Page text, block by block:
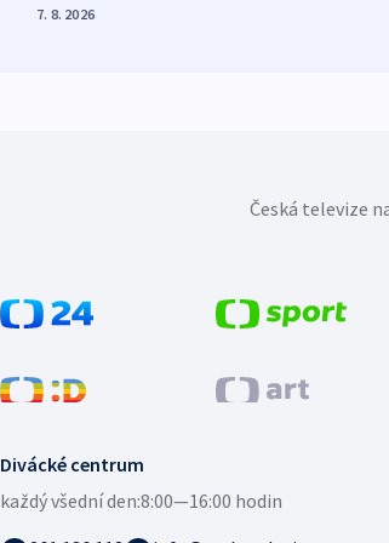
7. 8. 2026
Česká televize
Divácké centrum
každý všední den:8:00—16:00 hodin